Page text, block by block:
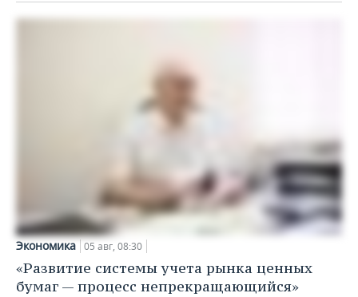
Экономика 05 авг, 08:30
«Развитие системы учета рынка ценных
бумаг — процесс непрекращающийся»